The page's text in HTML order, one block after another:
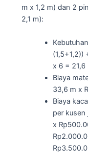
m x 1,2 m) dan 2
2,1 m):
x 6 = 21,6
Biaya
33,6 m x
Biaya
per kusen
x